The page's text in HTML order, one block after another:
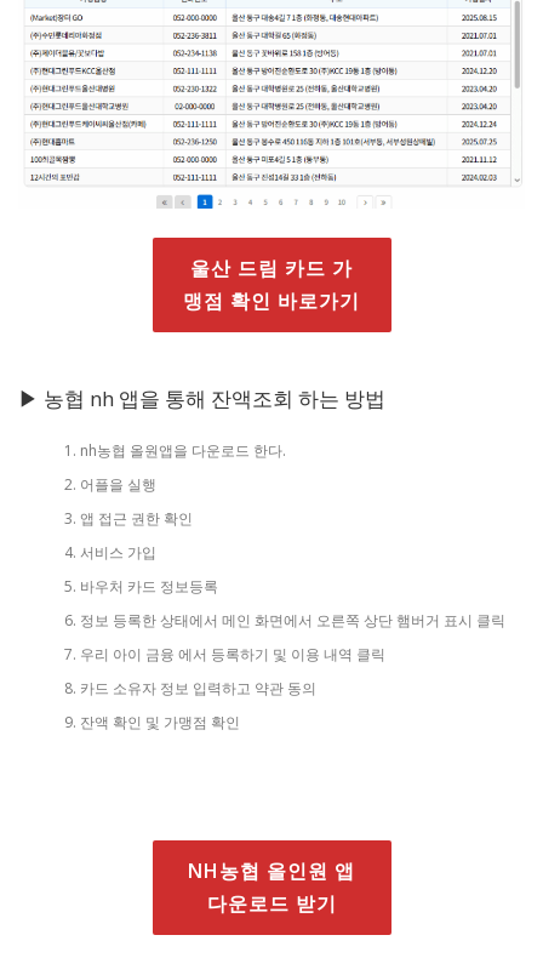
울산 드림 카드 가
맹점 확인 바로가기
▶ 농협 nh 앱을 통해 잔액조회 하는 방법
nh농협 올원앱을 다운로드 한다.
어플을 실행
앱 접근 권한 확인
서비스 가입
바우처 카드 정보등록
정보 등록한 상태에서 메인 화면에서 오른쪽 상단 햄버거 표시 클릭
우리 아이 금융 에서 등록하기 및 이용 내역 클릭
카드 소유자 정보 입력하고 약관 동의
잔액 확인 및 가맹점 확인
NH농협 올인원 앱
다운로드 받기